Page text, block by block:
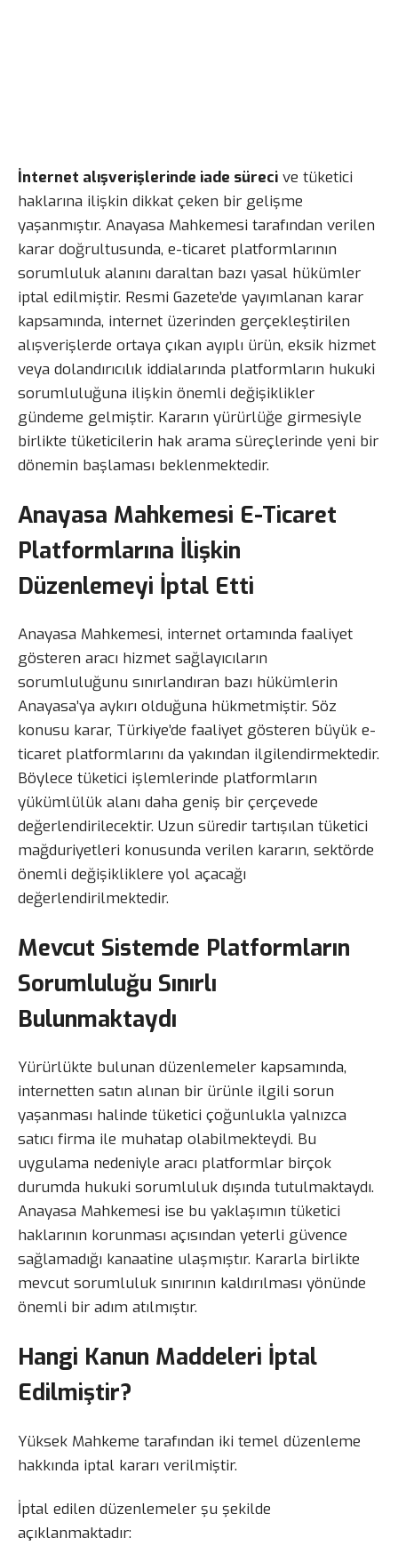
İnternet alışverişlerinde iade süreci ve tüketici
haklarına ilişkin dikkat çeken bir gelişme
yaşanmıştır. Anayasa Mahkemesi tarafından verilen
karar doğrultusunda, e-ticaret platformlarının
sorumluluk alanını daraltan bazı yasal hükümler
iptal edilmiştir. Resmi Gazete’de yayımlanan karar
kapsamında, internet üzerinden gerçekleştirilen
alışverişlerde ortaya çıkan ayıplı ürün, eksik hizmet
veya dolandırıcılık iddialarında platformların hukuki
sorumluluğuna ilişkin önemli değişiklikler
gündeme gelmiştir. Kararın yürürlüğe girmesiyle
birlikte tüketicilerin hak arama süreçlerinde yeni bir
dönemin başlaması beklenmektedir.
Anayasa Mahkemesi E-Ticaret
Platformlarına İlişkin
Düzenlemeyi İptal Etti
Anayasa Mahkemesi, internet ortamında faaliyet
gösteren aracı hizmet sağlayıcıların
sorumluluğunu sınırlandıran bazı hükümlerin
Anayasa’ya aykırı olduğuna hükmetmiştir. Söz
konusu karar, Türkiye’de faaliyet gösteren büyük e-
ticaret platformlarını da yakından ilgilendirmektedir.
Böylece tüketici işlemlerinde platformların
yükümlülük alanı daha geniş bir çerçevede
değerlendirilecektir. Uzun süredir tartışılan tüketici
mağduriyetleri konusunda verilen kararın, sektörde
önemli değişikliklere yol açacağı
değerlendirilmektedir.
Mevcut Sistemde Platformların
Sorumluluğu Sınırlı
Bulunmaktaydı
Yürürlükte bulunan düzenlemeler kapsamında,
internetten satın alınan bir ürünle ilgili sorun
yaşanması halinde tüketici çoğunlukla yalnızca
satıcı firma ile muhatap olabilmekteydi. Bu
uygulama nedeniyle aracı platformlar birçok
durumda hukuki sorumluluk dışında tutulmaktaydı.
Anayasa Mahkemesi ise bu yaklaşımın tüketici
haklarının korunması açısından yeterli güvence
sağlamadığı kanaatine ulaşmıştır. Kararla birlikte
mevcut sorumluluk sınırının kaldırılması yönünde
önemli bir adım atılmıştır.
Hangi Kanun Maddeleri İptal
Edilmiştir?
Yüksek Mahkeme tarafından iki temel düzenleme
hakkında iptal kararı verilmiştir.
İptal edilen düzenlemeler şu şekilde
açıklanmaktadır: